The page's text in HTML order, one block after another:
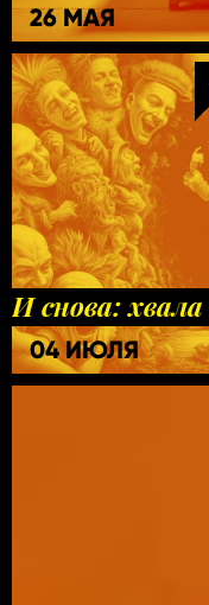
26 МАЯ
И снова:
04 ИЮЛЯ